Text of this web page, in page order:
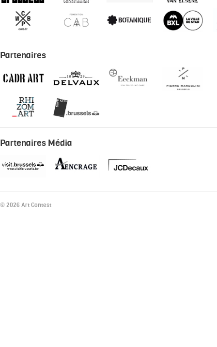
Partenaires
Partenaires Média
© 2026 Art Contest